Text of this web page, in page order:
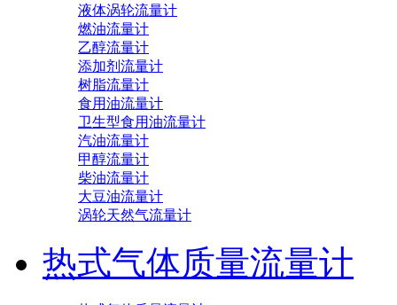
液体涡轮流量计
燃油流量计
乙醇流量计
添加剂流量计
树脂流量计
食用油流量计
卫生型食用油流量计
汽油流量计
甲醇流量计
柴油流量计
大豆油流量计
涡轮天然气流量计
热式气体质量流量计